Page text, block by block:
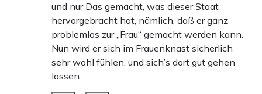
und nur Das gemacht, was dieser Staat
hervorgebracht hat, nämlich, daß er ganz
problemlos zur „Frau“ gemacht werden kann.
Nun wird er sich im Frauenknast sicherlich
sehr wohl fühlen, und sich’s dort gut gehen
lassen.